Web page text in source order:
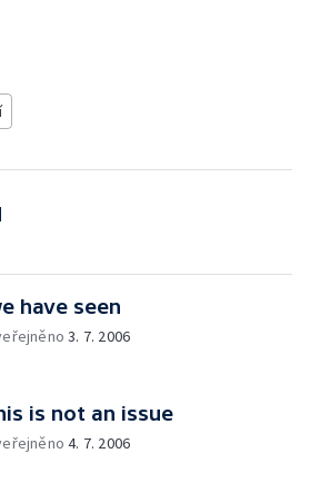
have seen
3. 7. 2006
is not an issue
4. 7. 2006